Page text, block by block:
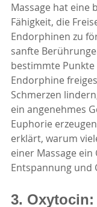
Massage hat eine
Fähigkeit, die
Endorphinen zu
sanfte
bestimmte
Endorphine
Schmerzen
ein angenehmes
Euphorie
erklärt, warum
einer Massage ein
Entspannung und
3. Oxytocin: